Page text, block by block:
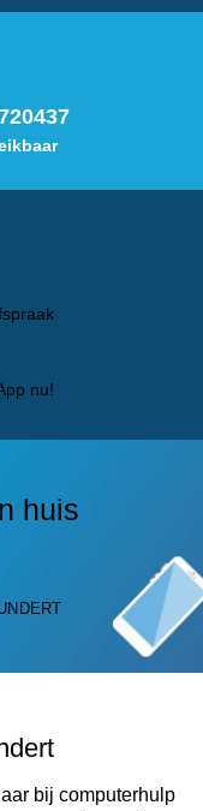
nu!
huis
bij computerhulp